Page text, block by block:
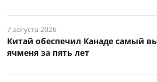
7 августа 2026
Китай обеспечил Канаде самый
ячменя за пять лет